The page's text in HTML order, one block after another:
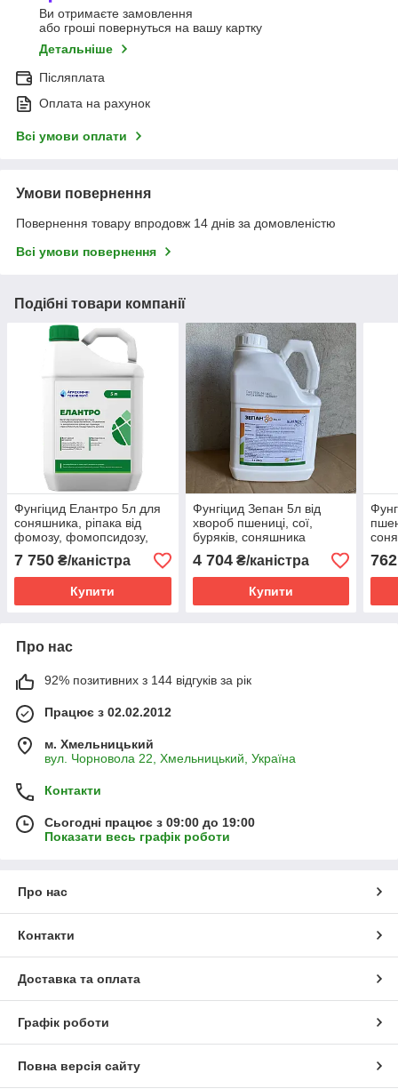
Ви отримаєте замовлення
або гроші повернуться на вашу картку
Детальніше
Післяплата
Оплата на рахунок
Всі умови оплати
Умови повернення
Повернення товару впродовж 14 днів за домовленістю
Всі умови повернення
Подібні товари компанії
Фунгіцид Елантро 5л для
соняшника, ріпака від
фомозу, фомопсидозу,
септоріозу, альтернаріозу,
іржі, склеротиніозу,
пероноспорозу
7 750 ₴/каністра
Купити
Фунгіцид Зепан 5л від
хвороб пшениці, сої,
буряків, соняшника
4 704₴/каністра
Купити
від
762
Про нас
92% позитивних з 144 відгуків за рік
Працює з 02.02.2012
м. Хмельницький
вул. Чорновола 22, Хмельницький, Україна
Контакти
Сьогодні працює з 09:00 до 19:00
Показати весь графік роботи
Про нас
Контакти
Доставка та оплата
Графік роботи
Повна версія сайту